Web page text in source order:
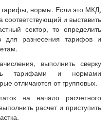
тарифы, нормы. Если это МКД,
соответствующий и выставить
сектор, то определить
для разнесения тарифов и
выполнить сверку
тарифами и нормами
отличаются от групповых.
на начало расчетного
расчет и приступить